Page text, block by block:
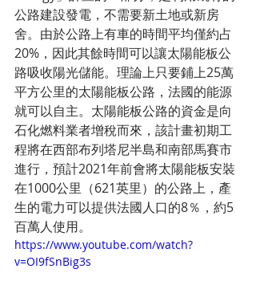
公路建設發電，不需要新土地或新房
舍。由於公路上有車的時間平均僅約占
20%，因此其餘時間可以讓太陽能板公
路吸收陽光儲能。理論上只要鋪上25萬
平方公里的太陽能板公路，法國的能源
就可以自主。太陽能板公路的資金是向
石化燃料業者增稅而來，該計畫初期工
程將在西部布列塔尼半島和南部馬賽市
進行，預計2021年前會將太陽能板安裝
在1000公里（621英里）的公路上，產
生的電力可以提供法國人口的8％，約5
百萬人使用。
https://www.youtube.com/watch?
v=OI9fSnBig3s